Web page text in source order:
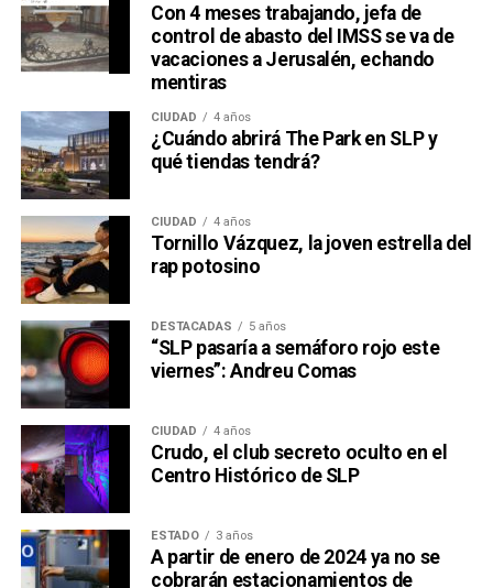
Con 4 meses trabajando, jefa de
control de abasto del IMSS se va de
vacaciones a Jerusalén, echando
mentiras
CIUDAD 4 años
¿Cuándo abrirá The Park en SLP y
qué tiendas tendrá?
CIUDAD 4 años
Tornillo Vázquez, la joven estrella del
rap potosino
DESTACADAS 5 años
“SLP pasaría a semáforo rojo este
viernes”: Andreu Comas
CIUDAD 4 años
Crudo, el club secreto oculto en el
Centro Histórico de SLP
ESTADO 3 años
A partir de enero de 2024 ya no se
cobrarán estacionamientos de